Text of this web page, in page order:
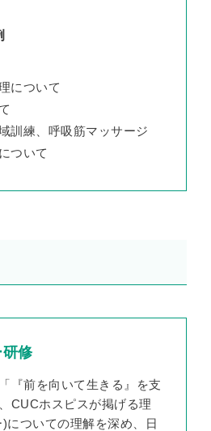
について
訓練、呼吸筋マッサージ
ついて
研修
『前を向いて生きる』を支
CUCホスピスが掲げる理
についての理解を深め、日